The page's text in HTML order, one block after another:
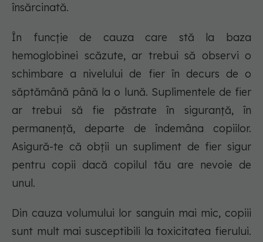
însărcinată.
În funcție de cauza care stă la baza
hemoglobinei scăzute, ar trebui să observi o
schimbare a nivelului de fier în decurs de o
săptămână până la o lună. Suplimentele de fier
ar trebui să fie păstrate în siguranță, în
permanență, departe de îndemâna copiilor.
Asigură-te că obții un supliment de fier sigur
pentru copii dacă copilul tău are nevoie de
unul.
Din cauza volumului lor sanguin mai mic, copiii
sunt mult mai susceptibili la toxicitatea fierului.